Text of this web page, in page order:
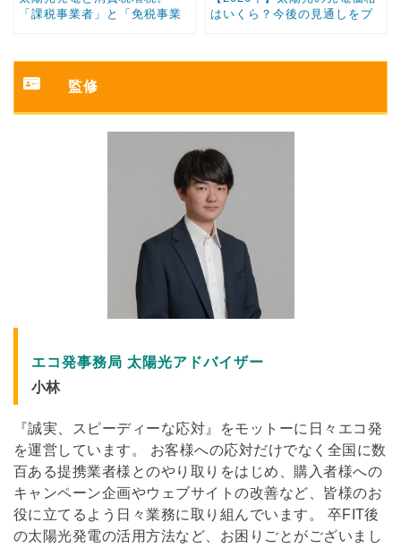
「課税事業者」と「免税事業
はいくら？今後の見通しをプ
監修
エコ発事務局 太陽光アドバイザー
小林
『誠実、スピーディーな応対』をモットーに日々エコ発
を運営しています。 お客様への応対だけでなく全国に数
百ある提携業者様とのやり取りをはじめ、購入者様への
キャンペーン企画やウェブサイトの改善など、皆様のお
役に立てるよう日々業務に取り組んでいます。 卒FIT後
の太陽光発電の活用方法など、お困りごとがございまし